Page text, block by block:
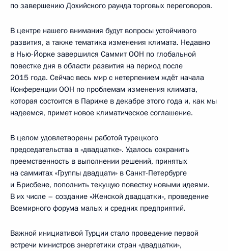
по завершению Дохийского раунда торговых переговоров.
В центре нашего внимания будут вопросы устойчивого
развития, а также тематика изменения климата. Недавно
в Нью-Йорке завершился Саммит ООН по глобальной
повестке дня в области развития на период после
2015 года. Сейчас весь мир с нетерпением ждёт начала
Конференции ООН по проблемам изменения климата,
которая состоится в Париже в декабре этого года и, как мы
надеемся, примет новое климатическое соглашение.
В целом удовлетворены работой турецкого
председательства в «двадцатке». Удалось сохранить
преемственность в выполнении решений, принятых
на саммитах «Группы двадцати» в Санкт-Петербурге
и Брисбене, пополнить текущую повестку новыми идеями.
В их числе – создание «Женской двадцатки», проведение
Всемирного форума малых и средних предприятий.
Важной инициативой Турции стало проведение первой
встречи министров энергетики стран «двадцатки»,